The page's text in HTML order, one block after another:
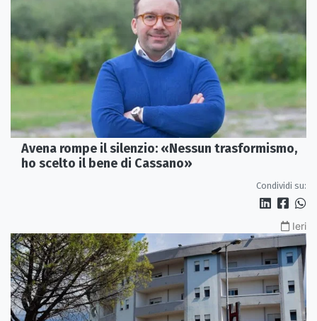
Avena rompe il silenzio: «Nessun trasformismo,
ho scelto il bene di Cassano»
Condividi su:
Ieri